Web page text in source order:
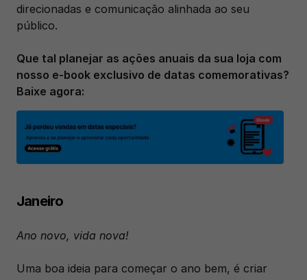
direcionadas e comunicação alinhada ao seu
público.
Que tal planejar as ações anuais da sua loja com
nosso e-book exclusivo de datas comemorativas?
Baixe agora:
Janeiro
Ano novo, vida nova!